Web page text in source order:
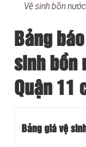
Vệ sinh bồn
Bảng
sinh bồn
Quận 11
Bảng giá vệ